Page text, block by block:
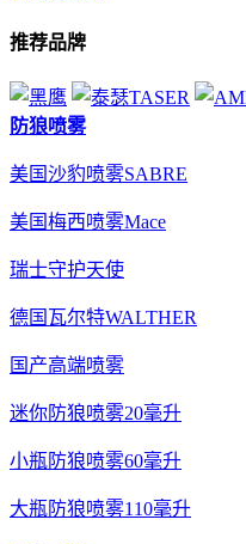
推荐品牌
防狼喷雾
美国沙豹喷雾SABRE
美国梅西喷雾Mace
瑞士守护天使
德国瓦尔特WALTHER
国产高端喷雾
迷你防狼喷雾20毫升
小瓶防狼喷雾60毫升
大瓶防狼喷雾110毫升